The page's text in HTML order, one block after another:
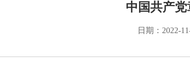
中国共产党
日期：2022-